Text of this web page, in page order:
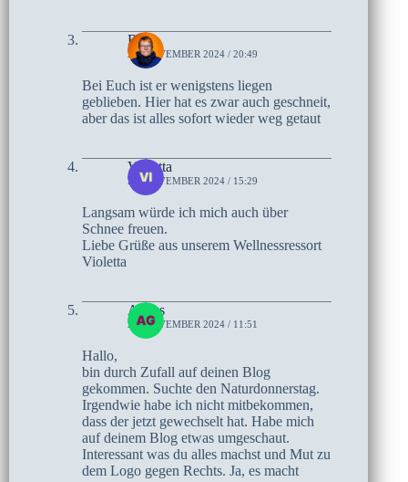
Birte
21. NOVEMBER 2024 / 20:49
Bei Euch ist er wenigstens liegen
geblieben. Hier hat es zwar auch geschneit,
aber das ist alles sofort wieder weg getaut
Violetta
21. NOVEMBER 2024 / 15:29
Langsam würde ich mich auch über
Schnee freuen.
Liebe Grüße aus unserem Wellnessressort
Violetta
Agnes
21. NOVEMBER 2024 / 11:51
Hallo,
bin durch Zufall auf deinen Blog
gekommen. Suchte den Naturdonnerstag.
Irgendwie habe ich nicht mitbekommen,
dass der jetzt gewechselt hat. Habe mich
auf deinem Blog etwas umgeschaut.
Interessant was du alles machst und Mut zu
dem Logo gegen Rechts. Ja, es macht